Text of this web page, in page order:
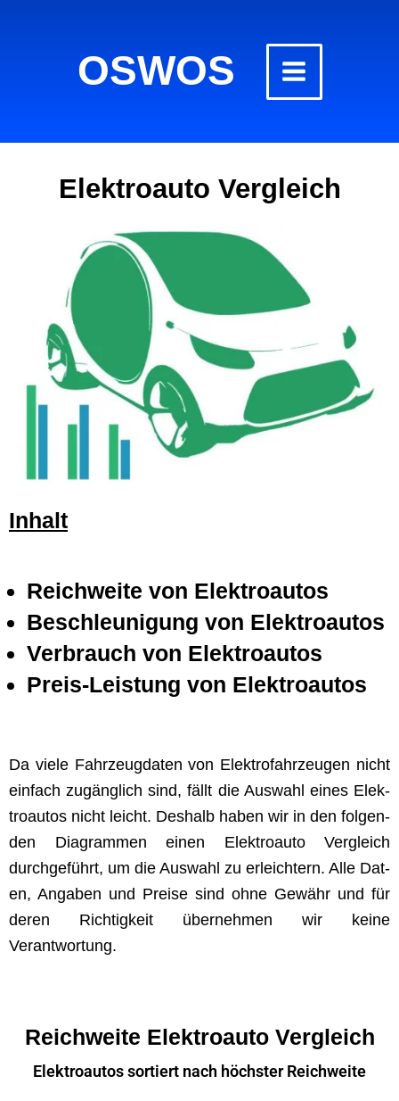
OSWOS
Elektroauto Vergleich
Inhalt
Reich­weite von Elektroautos
Beschle­u­ni­gung von Elektroautos
Ver­brauch von Elektroautos
Preis-Leis­tung von Elektroautos
Da viele Fahrzeug­dat­en von Elek­tro­fahrzeu­gen nicht
ein­fach zugänglich sind, fällt die Auswahl eines Elek­
troau­tos nicht leicht. Deshalb haben wir in den fol­gen­
den Dia­gram­men einen Elek­troau­to Ver­gle­ich
durchge­führt, um die Auswahl zu erle­ichtern. Alle Dat­
en, Angaben und Preise sind ohne Gewähr und für
deren Richtigkeit übernehmen wir keine
Verantwortung.
Reichweite Elektroauto Vergleich
Elektroautos sortiert nach höchster Reichweite